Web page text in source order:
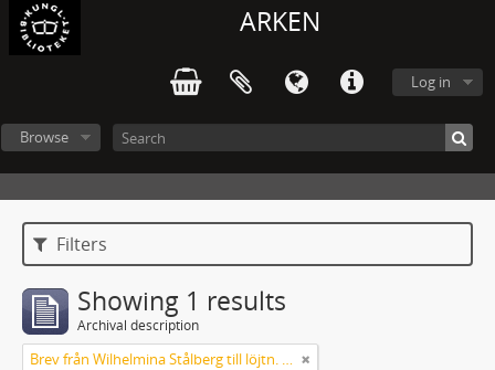
ARKEN
Log in
Browse
Filters
Showing 1 results
Archival description
Brev från Wilhelmina Stålberg till löjtn. Ridderstad 1857